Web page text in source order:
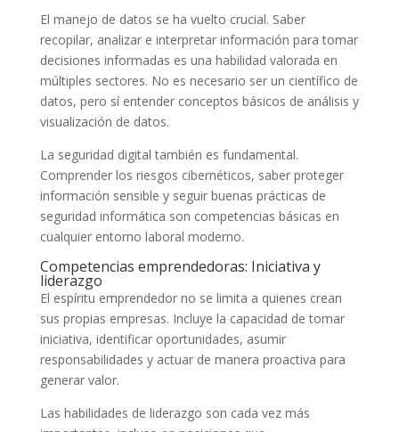
El manejo de datos se ha vuelto crucial. Saber
recopilar, analizar e interpretar información para tomar
decisiones informadas es una habilidad valorada en
múltiples sectores. No es necesario ser un científico de
datos, pero sí entender conceptos básicos de análisis y
visualización de datos.
La seguridad digital también es fundamental.
Comprender los riesgos cibernéticos, saber proteger
información sensible y seguir buenas prácticas de
seguridad informática son competencias básicas en
cualquier entorno laboral moderno.
Competencias emprendedoras: Iniciativa y
liderazgo
El espíritu emprendedor no se limita a quienes crean
sus propias empresas. Incluye la capacidad de tomar
iniciativa, identificar oportunidades, asumir
responsabilidades y actuar de manera proactiva para
generar valor.
Las habilidades de liderazgo son cada vez más